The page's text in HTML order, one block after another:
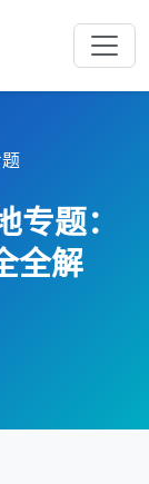
题：
全解